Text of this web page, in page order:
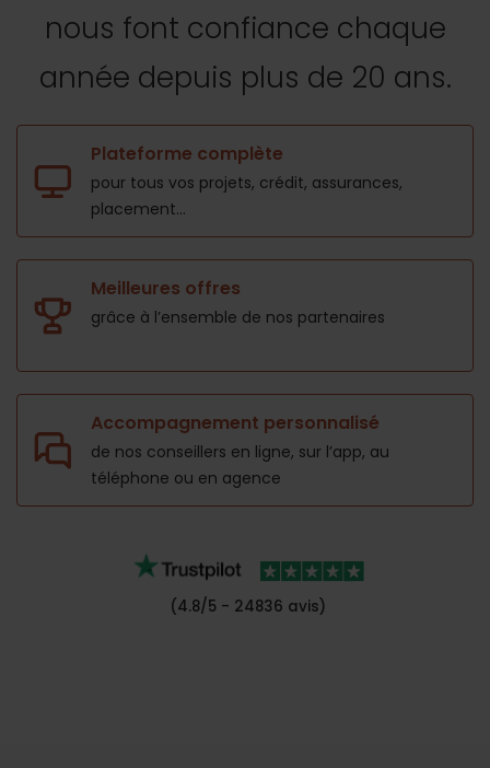
nous font confiance chaque
année depuis plus de 20 ans.
Plateforme complète
pour tous vos projets, crédit, assurances,
placement...
Meilleures offres
grâce à l’ensemble de nos partenaires
Accompagnement personnalisé
de nos conseillers en ligne, sur l’app, au
téléphone ou en agence
(4.8/5 - 24836 avis)